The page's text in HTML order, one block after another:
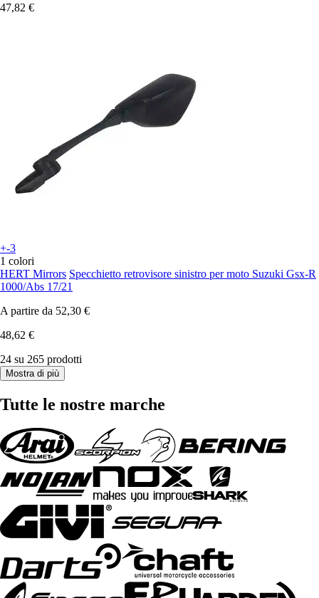
47,82 €
+-3
1 colori
HERT Mirrors Specchietto retrovisore sinistro per moto Suzuki Gsx-R
1000/Abs 17/21
A partire da 52,30 €
48,62 €
24 su 265 prodotti
Mostra di più
Tutte le nostre marche